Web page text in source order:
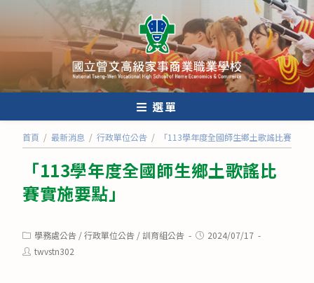
內
選單
首頁 / 最新消息 / 行政單位公告 / 「113學年度全國師生鄉土歌謠比賽實施
「113學年度全國師生鄉土歌謠比
賽實施要點」
Post
category:
學務處公告 /行政單位公告 /訓育組公告
Post2024/07/17
Posttwvstn302